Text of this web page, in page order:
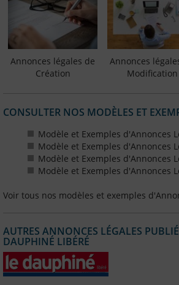
Annonces légales de
Création
Annonces
Modification
CONSULTER NOS MODÈLES ET
Modèle et Exemples d'Annonces
Modèle et Exemples d'Annonces
Modèle et Exemples d'Annonces
Modèle et Exemples d'Annonces
Voir tous nos modèles et exemples
AUTRES ANNONCES LÉGALES
DAUPHINÉ LIBÉRÉ